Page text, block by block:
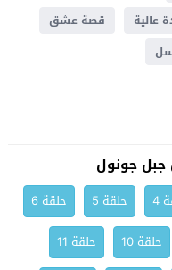
عالية
قصة عشق
جونول
4 حلقة 5
حلقة 6
حلقة 10
حلقة 11